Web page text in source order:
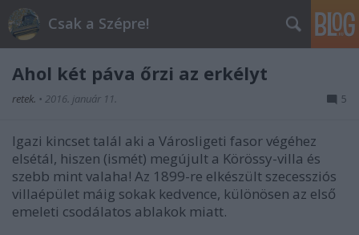
Csak a Szépre!
Ahol két páva őrzi az erkélyt
retek. • 2016. január 11. 5
Igazi kincset talál aki a Városligeti fasor végéhez
elsétál, hiszen (ismét) megújult a Körössy-villa és
szebb mint valaha! Az 1899-re elkészült szecessziós
villaépület máig sokak kedvence, különösen az első
emeleti csodálatos ablakok miatt.